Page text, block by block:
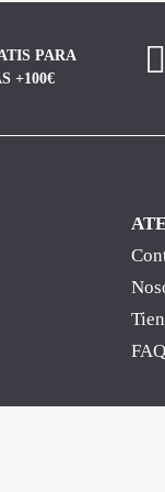
PARA
+100€
FAQ